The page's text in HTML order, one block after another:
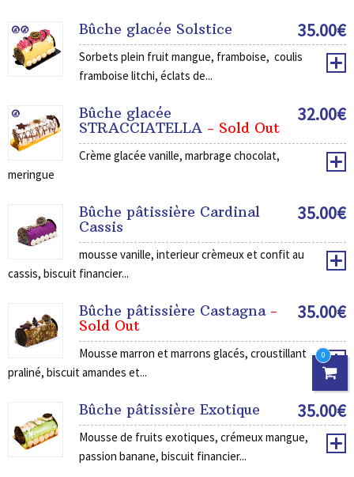
Bûche glacée Solstice 35.00€
Sorbets plein fruit mangue, framboise, coulis
framboise litchi, éclats de...
Bûche glacée
STRACCIATELLA - Sold Out
32.00€
Crème glacée vanille, marbrage chocolat,
meringue
Bûche pâtissière Cardinal
Cassis
35.00€
mousse vanille, interieur crèmeux et confit au
cassis, biscuit financier...
Bûche pâtissière Castagna -
Sold Out
35.00€
Mousse marron et marrons glacés, croustillant
praliné, biscuit amandes et...
Bûche pâtissière Exotique 35.00€
Mousse de fruits exotiques, crémeux mangue,
passion banane, biscuit financier...
0